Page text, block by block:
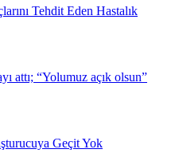
Tehdit Eden Hastalık
attı; “Yolumuz açık olsun”
Geçit Yok